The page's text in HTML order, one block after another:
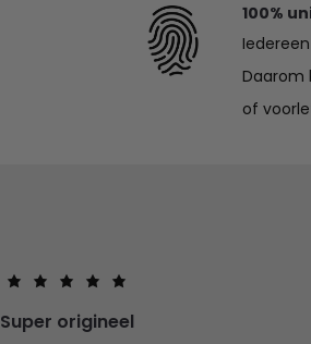
100%
Daarom
of
Super origineel